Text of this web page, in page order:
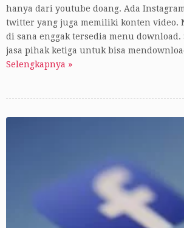
hanya dari youtube doang. Ada
twitter yang juga memiliki konten video.
di sana enggak tersedia menu
jasa pihak ketiga untuk bisa
Selengkapnya »